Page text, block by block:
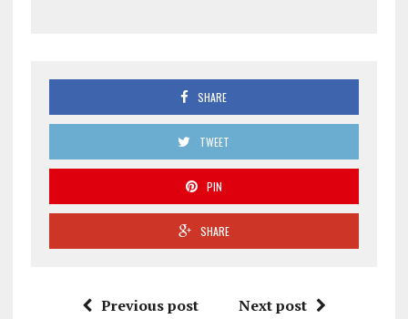
SHARE
TWEET
PIN
SHARE
Previous post Next post